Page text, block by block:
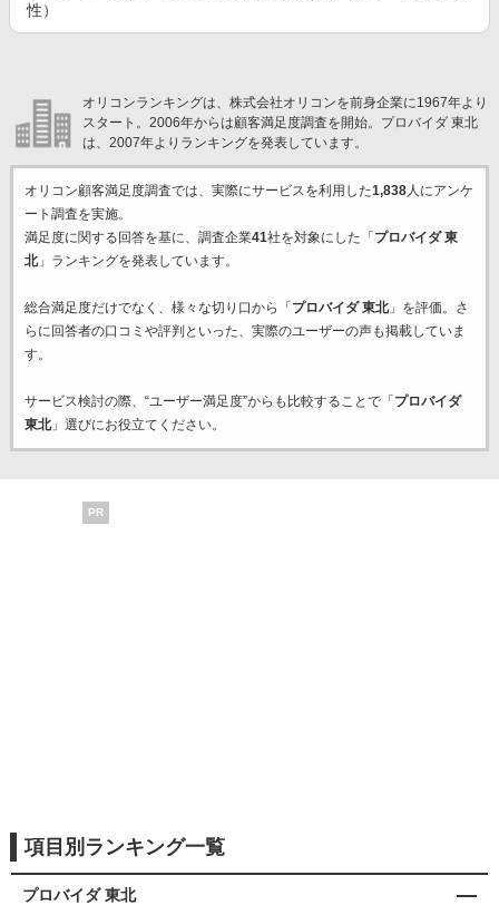
性）
オリコンランキングは、株式会社オリコンを前身企業に1967年より
スタート。2006年からは顧客満足度調査を開始。プロバイダ 東北
は、2007年よりランキングを発表しています。
オリコン顧客満足度調査では、実際にサービスを利用した1,838人にアンケ
ート調査を実施。
満足度に関する回答を基に、調査企業41社を対象にした「 プロバイダ 東
北」ランキングを発表しています。
総合満足度だけでなく、様々な切り口から「 プロバイダ 東北」を評価。さ
らに回答者の口コミや評判といった、実際のユーザーの声も掲載していま
す。
サービス検討の際、“ユーザー満足度”からも比較することで「 プロバイダ
東北」選びにお役立てください。
PR
項目別ランキング一覧
プロバイダ 東北